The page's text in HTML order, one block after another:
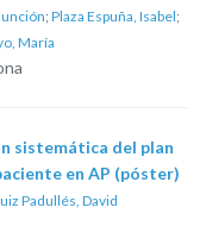
; Plaza Espuña, Isabel;
María
sistemática del plan
en AP (póster)
Padullés, David